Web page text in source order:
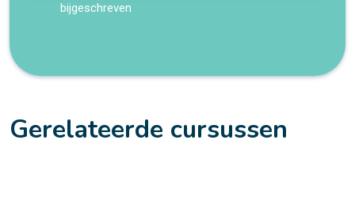
bijgeschreven
Gerelateerde cursussen